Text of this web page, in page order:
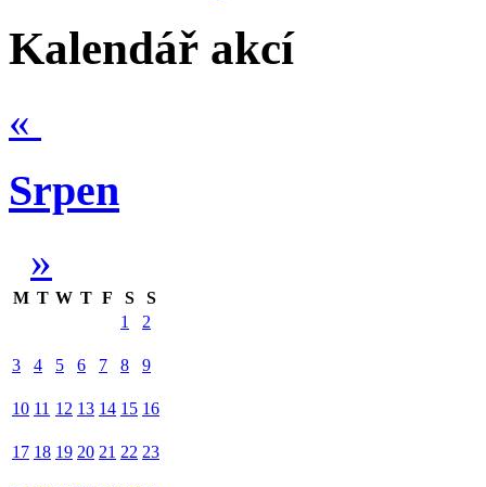
Kalendář akcí
«
Srpen
»
M T W T F S
S
1
2
3 4 5 6 7 8 9
10 11 12 13 14 15 16
17 18 19 20 21 22 23